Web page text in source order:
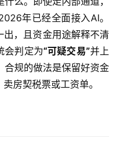
年已经全面接入AI。
，且资金用途解释不清
会判定为“可疑交易”并上
合规的做法是保留好资金
房契税票或工资单。